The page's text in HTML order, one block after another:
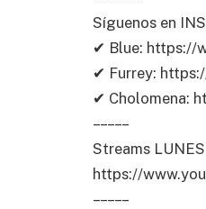
Síguenos en
✔ Blue: https://
✔ Furrey:
✔ Cholomena:
– – – – –
Streams
https://
– – – – –